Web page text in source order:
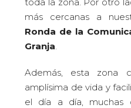
más cercanas a
Ronda de la
Granja
Además, esta zona
amplísima de vida y
el día a día, muchas